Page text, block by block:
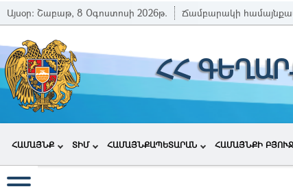
Այսօր: Շաբաթ, 8 Օգոստոսի 2026թ. Ճամբարակի
ՀՀ
ՀԱՄԱՅՆՔ ՏԻՄ ՀԱՄԱՅՆՔԱՊԵՏԱՐԱՆ ՀԱՄԱՅՆՔԻ